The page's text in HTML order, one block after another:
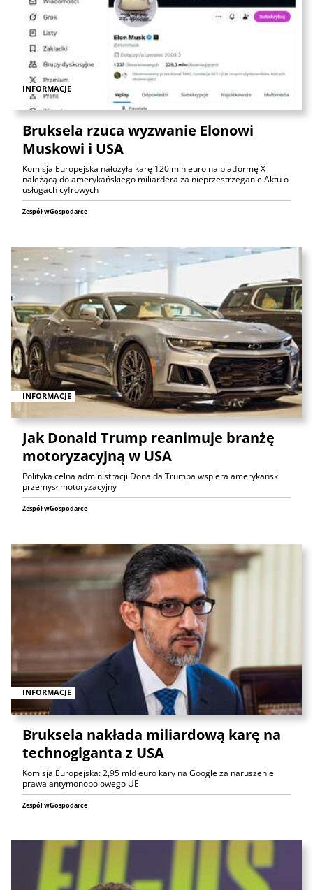
INFORMACJE
Bruksela rzuca wyzwanie Elonowi
Muskowi i USA
Komisja Europejska nałożyła karę 120 mln euro na platformę X
należącą do amerykańskiego miliardera za nieprzestrzeganie Aktu o
usługach cyfrowych
Zespół wGospodarce
INFORMACJE
Jak Donald Trump reanimuje branżę
motoryzacyjną w USA
Polityka celna administracji Donalda Trumpa wspiera amerykański
przemysł motoryzacyjny
Zespół wGospodarce
INFORMACJE
Bruksela nakłada miliardową karę na
technogiganta z USA
Komisja Europejska: 2,95 mld euro kary na Google za naruszenie
prawa antymonopolowego UE
Zespół wGospodarce